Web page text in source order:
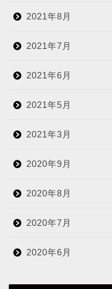
2021年8月
2021年7月
2021年6月
2021年5月
2021年3月
2020年9月
2020年8月
2020年7月
2020年6月